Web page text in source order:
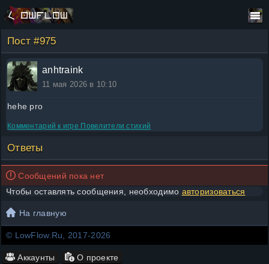
Пост #975
anhtraink
11 мая 2026 в 10:10
hehe pro
Комментарий к игре Повелители стихий
Ответы
Сообщений пока нет
Чтобы оставлять сообщения, необходимо авторизоваться
На главную
© LowFlow.Ru, 2017-2026
Аккаунты О проекте